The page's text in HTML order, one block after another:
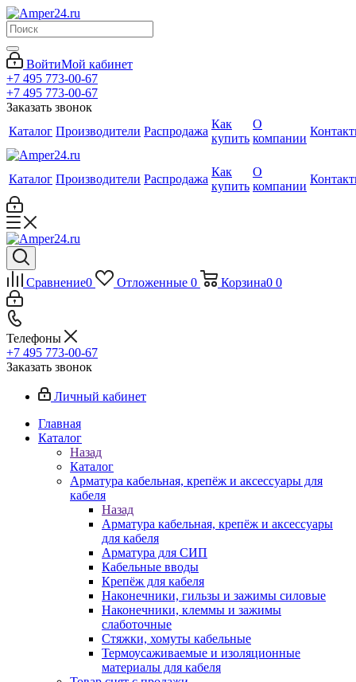
ВойтиМой кабинет
+7 495 773-00-67
+7 495 773-00-67
Заказать звонок
Каталог Производители Распродажа
Как
купить
О
компании
Каталог Производители Распродажа
Как
купить
О
компании
Сравнение0 Отложенные 0 Корзина0 0
Телефоны
+7 495 773-00-67
Заказать звонок
Личный кабинет
Главная
Каталог
Назад
Каталог
Арматура кабельная, крепёж и аксессуары для
кабеля
Назад
Арматура кабельная, крепёж и аксессуары
для кабеля
Арматура для СИП
Кабельные вводы
Крепёж для кабеля
Наконечники, гильзы и зажимы силовые
Наконечники, клеммы и зажимы
слаботочные
Стяжки, хомуты кабельные
Термоусаживаемые и изоляционные
материалы для кабеля